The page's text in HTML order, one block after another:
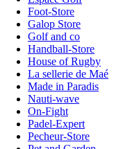
Foot-Store
Galop Store
Golf and co
Handball-Store
House of Rugby
La sellerie de Maé
Made in Paradis
Nauti-wave
On-Fight
Padel-Expert
Pecheur-Store